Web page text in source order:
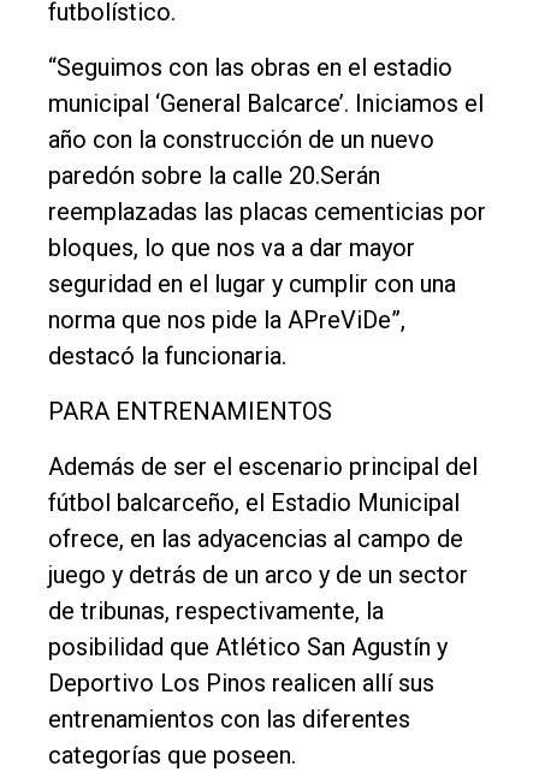
futbolístico.
“Seguimos con las obras en el estadio
municipal ‘General Balcarce’. Iniciamos el
año con la construcción de un nuevo
paredón sobre la calle 20.Serán
reemplazadas las placas cementicias por
bloques, lo que nos va a dar mayor
seguridad en el lugar y cumplir con una
norma que nos pide la APreViDe”,
destacó la funcionaria.
PARA ENTRENAMIENTOS
Además de ser el escenario principal del
fútbol balcarceño, el Estadio Municipal
ofrece, en las adyacencias al campo de
juego y detrás de un arco y de un sector
de tribunas, respectivamente, la
posibilidad que Atlético San Agustín y
Deportivo Los Pinos realicen allí sus
entrenamientos con las diferentes
categorías que poseen.